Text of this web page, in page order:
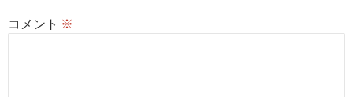
コメント ※